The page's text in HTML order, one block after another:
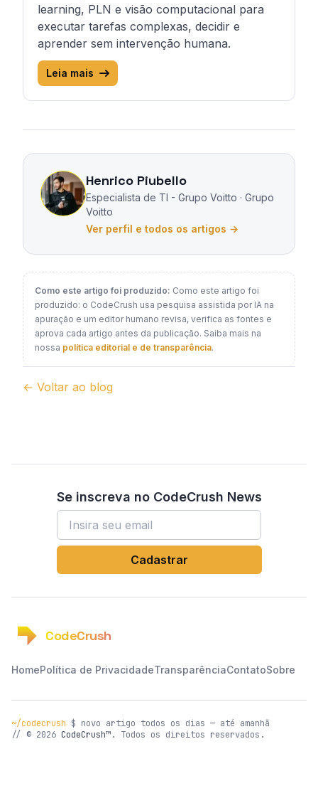
learning, PLN e visão computacional para
executar tarefas complexas, decidir e
aprender sem intervenção humana.
Leia mais
Sobre o autor
Henrico Piubello
Especialista de TI - Grupo Voitto · Grupo
Voitto
Ver perfil e todos os artigos →
Como este artigo foi produzido: Como este artigo foi
produzido: o CodeCrush usa pesquisa assistida por IA na
apuração e um editor humano revisa, verifica as fontes e
aprova cada artigo antes da publicação. Saiba mais na
nossa política editorial e de transparência.
← Voltar ao blog
Se inscreva no CodeCrush News
Endereço de email
Cadastrar
CodeCrush
HomePolítica de PrivacidadeTransparênciaContatoSobre
~/codecrush $ novo artigo todos os dias — até amanhã
// © 2026 CodeCrush™. Todos os direitos reservados.